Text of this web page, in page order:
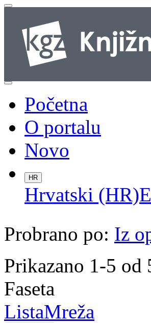
Početna
O portalu
Novo
HR
Hrvatski (HR)
Probrano po: Iz
Prikazano 1-5 od
Faseta
ListaMreža